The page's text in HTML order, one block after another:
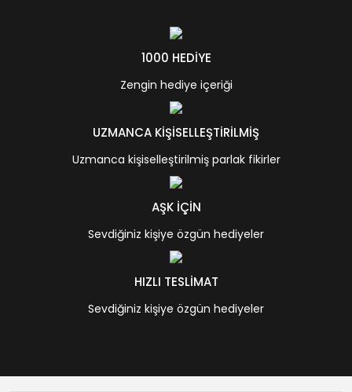
1000 HEDİYE
Zengin hediye içeriği
UZMANCA KİŞİSELLEŞTİRİLMİŞ
Uzmanca kişiselleştirilmiş parlak fikirler
AŞK İÇİN
Sevdiğiniz kişiye özgün hediyeler
HIZLI TESLİMAT
Sevdiğiniz kişiye özgün hediyeler